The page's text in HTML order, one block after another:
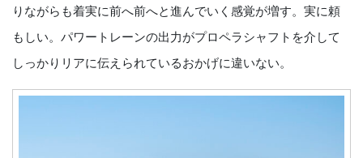
りながらも着実に前へ前へと進んでいく感覚が増す。実に頼
もしい。パワートレーンの出力がプロペラシャフトを介して
しっかりリアに伝えられているおかげに違いない。